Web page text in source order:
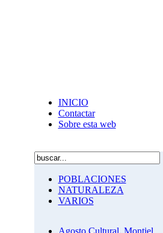
INICIO
Contactar
Sobre esta web
POBLACIONES
NATURALEZA
VARIOS
Agosto Cultural. Montiel